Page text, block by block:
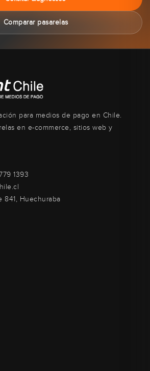
Comparar pasarelas
para medios de pago en Chile.
en e-commerce, sitios web y
1393
841, Huechuraba